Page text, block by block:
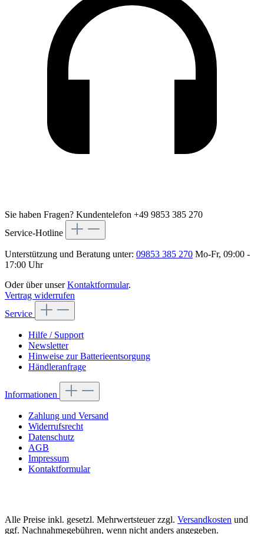
Sie haben Fragen? Kundentelefon +49 9853 385 270
Service-Hotline
Unterstützung und Beratung unter: 09853 385 270 Mo-Fr, 09:00 -
17:00 Uhr
Oder über unserKontaktformular.
Vertrag widerrufen
Service
Hilfe / Support
Newsletter
Hinweise zur Batterieentsorgung
Händleranfrage
Informationen
Zahlung und Versand
Widerrufsrecht
Datenschutz
AGB
Impressum
Kontaktformular
Alle Preise inkl. gesetzl. Mehrwertsteuer zzgl. Versandkosten und
ggf. Nachnahmegebühren, wenn nicht anders angegeben.